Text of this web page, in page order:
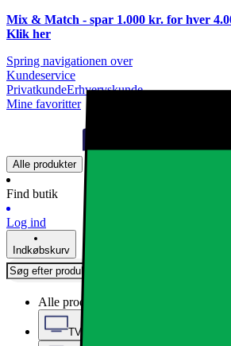
Mix & Match - spar 1.000 kr. for hver
Klik her
Spring navigationen over
Kundeservice
PrivatkundeErhvervskunde
Mine favoritter
Alle produkter
Find butik
Log ind
Indkøbskurv
Alle produkter
TV, Lyd & Smart Home